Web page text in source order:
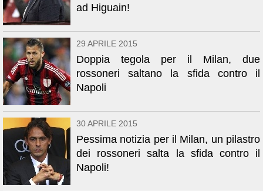
ad Higuain!
29 APRILE 2015
Doppia tegola per il Milan, due
rossoneri saltano la sfida contro il
Napoli
30 APRILE 2015
Pessima notizia per il Milan, un pilastro
dei rossoneri salta la sfida contro il
Napoli!